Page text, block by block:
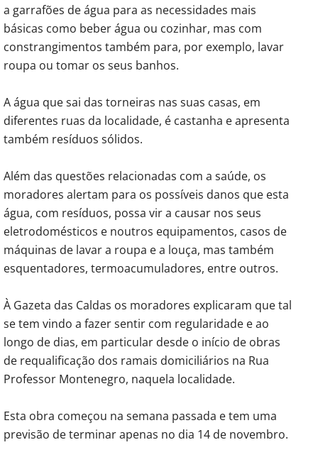
a garrafões de água para as necessidades mais
básicas como beber água ou cozinhar, mas com
constrangimentos também para, por exemplo, lavar
roupa ou tomar os seus banhos.
A água que sai das torneiras nas suas casas, em
diferentes ruas da localidade, é castanha e apresenta
também resíduos sólidos.
Além das questões relacionadas com a saúde, os
moradores alertam para os possíveis danos que esta
água, com resíduos, possa vir a causar nos seus
eletrodomésticos e noutros equipamentos, casos de
máquinas de lavar a roupa e a louça, mas também
esquentadores, termoacumuladores, entre outros.
À Gazeta das Caldas os moradores explicaram que tal
se tem vindo a fazer sentir com regularidade e ao
longo de dias, em particular desde o início de obras
de requalificação dos ramais domiciliários na Rua
Professor Montenegro, naquela localidade.
Esta obra começou na semana passada e tem uma
previsão de terminar apenas no dia 14 de novembro.